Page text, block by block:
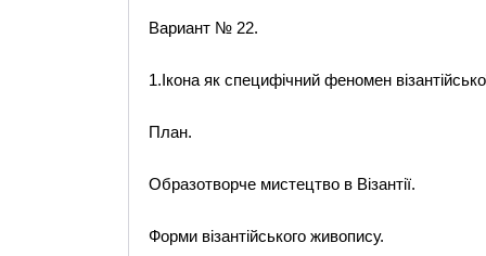
Вариант № 22.
1.Ікона як специфічний феномен
План.
Образотворче мистецтво в Візантії.
Форми візантійського живопису.